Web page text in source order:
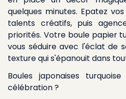
quelques minutes. Epatez
talents créatifs, puis
priorités. Votre boule papier
vous séduire avec l'éclat de
texture qui s'épanouit dans
Boules japonaises
célébration ?